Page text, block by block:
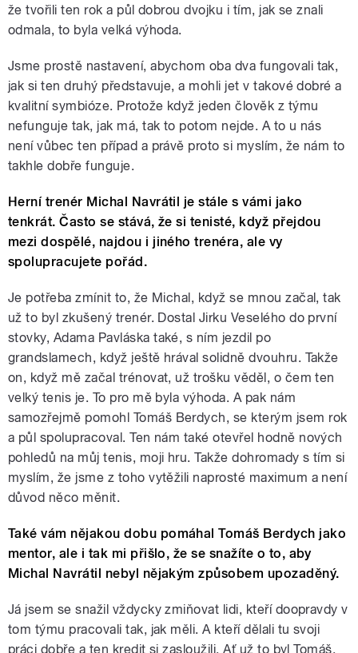
že tvořili ten rok a půl dobrou dvojku i tím, jak se znali
odmala, to byla velká výhoda.
Jsme prostě nastavení, abychom oba dva fungovali tak,
jak si ten druhý představuje, a mohli jet v takové dobré a
kvalitní symbióze. Protože když jeden člověk z týmu
nefunguje tak, jak má, tak to potom nejde. A to u nás
není vůbec ten případ a právě proto si myslím, že nám to
takhle dobře funguje.
Herní trenér Michal Navrátil je stále s vámi jako
tenkrát. Často se stává, že si tenisté, když přejdou
mezi dospělé, najdou i jiného trenéra, ale vy
spolupracujete pořád.
Je potřeba zmínit to, že Michal, když se mnou začal, tak
už to byl zkušený trenér. Dostal Jirku Veselého do první
stovky, Adama Pavláska také, s ním jezdil po
grandslamech, když ještě hrával solidně dvouhru. Takže
on, když mě začal trénovat, už trošku věděl, o čem ten
velký tenis je. To pro mě byla výhoda. A pak nám
samozřejmě pomohl Tomáš Berdych, se kterým jsem rok
a půl spolupracoval. Ten nám také otevřel hodně nových
pohledů na můj tenis, moji hru. Takže dohromady s tím si
myslím, že jsme z toho vytěžili naprosté maximum a není
důvod něco měnit.
Také vám nějakou dobu pomáhal Tomáš Berdych jako
mentor, ale i tak mi přišlo, že se snažíte o to, aby
Michal Navrátil nebyl nějakým způsobem upozaděný.
Já jsem se snažil vždycky zmiňovat lidi, kteří doopravdy v
tom týmu pracovali tak, jak měli. A kteří dělali tu svoji
práci dobře a ten kredit si zasloužili. Ať už to byl Tomáš,